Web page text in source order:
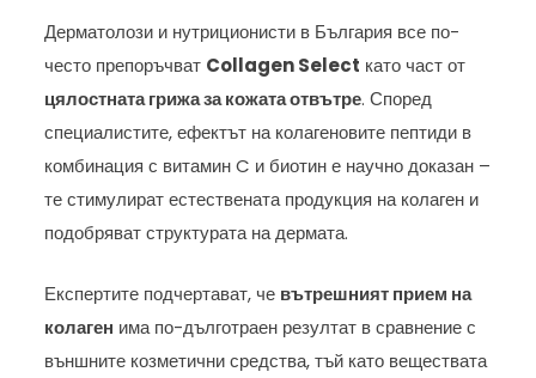
Дерматолози и нутриционисти в България все по-
често препоръчват Collagen Select като част от
цялостната грижа за кожата отвътре. Според
специалистите, ефектът на колагеновите пептиди в
комбинация с витамин C и биотин е научно доказан –
те стимулират естествената продукция на колаген и
подобряват структурата на дермата.
Експертите подчертават, че вътрешният прием на
колаген има по-дълготраен резултат в сравнение с
външните козметични средства, тъй като веществата